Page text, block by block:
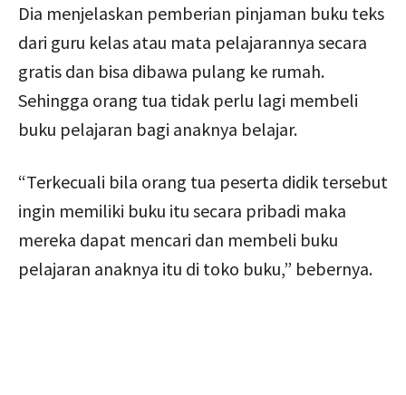
Dia menjelaskan pemberian pinjaman buku teks
dari guru kelas atau mata pelajarannya secara
gratis dan bisa dibawa pulang ke rumah.
Sehingga orang tua tidak perlu lagi membeli
buku pelajaran bagi anaknya belajar.
“Terkecuali bila orang tua peserta didik tersebut
ingin memiliki buku itu secara pribadi maka
mereka dapat mencari dan membeli buku
pelajaran anaknya itu di toko buku,” bebernya.